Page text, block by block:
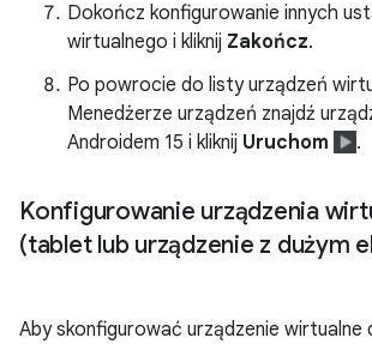
Dokończ konfigurowanie innych
wirtualnego i kliknij Zakończ.
Po powrocie do listy urządzeń
Menedżerze urządzeń znajdź
Androidem 15 i kliknij Uruchom .
Konfigurowanie urządzenia
(tablet lub urządzenie z dużym
Aby skonfigurować urządzenie wirtualne